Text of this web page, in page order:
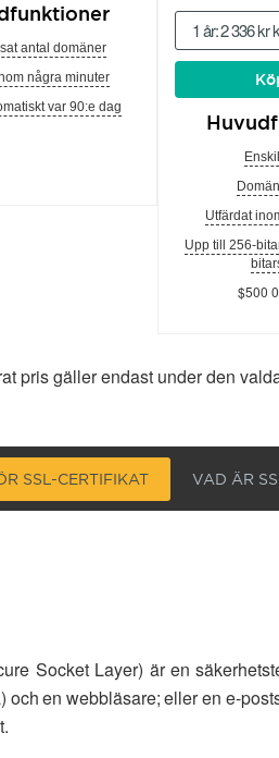
antal domäner
några minuter
var 90:e dag
1 år: 2 336 kr
Utfärdat
Upp till 256-
$500
pris gäller endast under den
SSL-CERTIFIKAT VAD ÄR
Socket Layer) är en
och en webbläsare; eller en e-